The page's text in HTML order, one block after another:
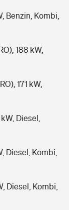
Benzin, Kombi,
188 kW,
171 kW,
Diesel,
Diesel, Kombi,
Diesel, Kombi,